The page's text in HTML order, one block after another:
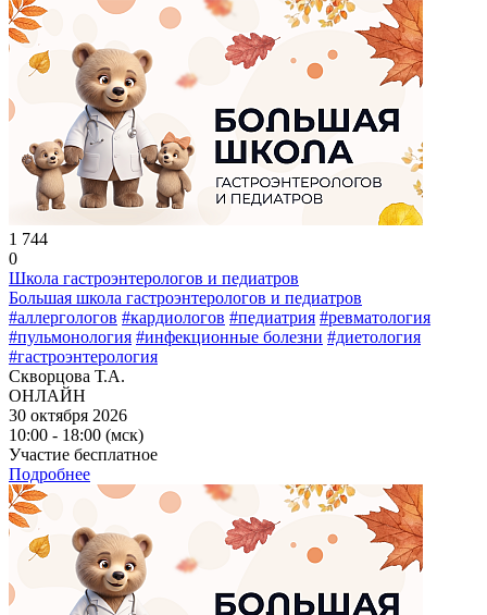
1 744
0
Школа гастроэнтерологов и педиатров
Большая школа гастроэнтерологов и педиатров
#аллергологов #кардиологов #педиатрия #ревматология
#пульмонология #инфекционные болезни #диетология
#гастроэнтерология
Скворцова Т.А.
ОНЛАЙН
30 октября 2026
10:00 - 18:00 (мск)
Участие бесплатное
Подробнее